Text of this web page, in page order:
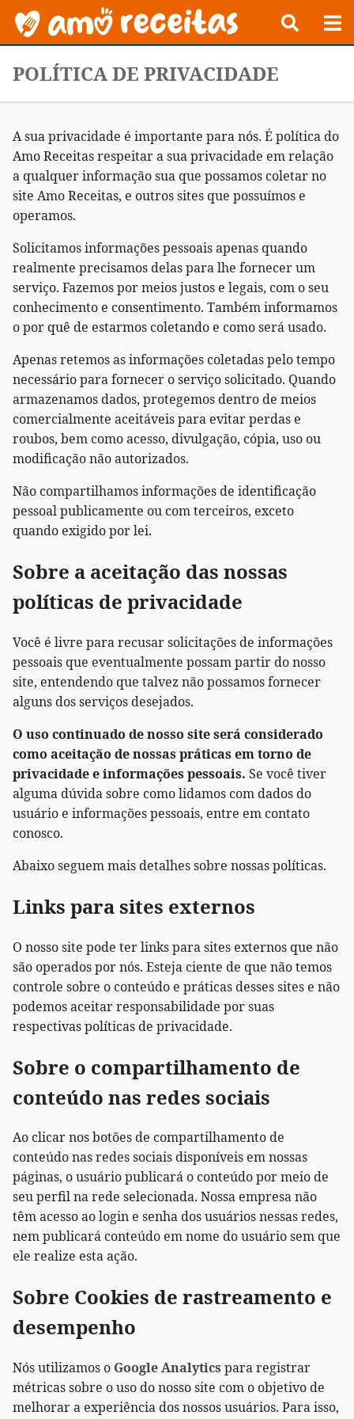
POLÍTICA DE PRIVACIDADE
A sua privacidade é importante para nós. É política do
Amo Receitas respeitar a sua privacidade em relação
a qualquer informação sua que possamos coletar no
site Amo Receitas, e outros sites que possuímos e
operamos.
Solicitamos informações pessoais apenas quando
realmente precisamos delas para lhe fornecer um
serviço. Fazemos por meios justos e legais, com o seu
conhecimento e consentimento. Também informamos
o por quê de estarmos coletando e como será usado.
Apenas retemos as informações coletadas pelo tempo
necessário para fornecer o serviço solicitado. Quando
armazenamos dados, protegemos dentro de meios
comercialmente aceitáveis para evitar perdas e
roubos, bem como acesso, divulgação, cópia, uso ou
modificação não autorizados.
Não compartilhamos informações de identificação
pessoal publicamente ou com terceiros, exceto
quando exigido por lei.
Sobre a aceitação das nossas
políticas de privacidade
Você é livre para recusar solicitações de informações
pessoais que eventualmente possam partir do nosso
site, entendendo que talvez não possamos fornecer
alguns dos serviços desejados.
O uso continuado de nosso site será considerado
como aceitação de nossas práticas em torno de
privacidade e informações pessoais. Se você tiver
alguma dúvida sobre como lidamos com dados do
usuário e informações pessoais, entre em contato
conosco.
Abaixo seguem mais detalhes sobre nossas políticas.
Links para sites externos
O nosso site pode ter links para sites externos que não
são operados por nós. Esteja ciente de que não temos
controle sobre o conteúdo e práticas desses sites e não
podemos aceitar responsabilidade por suas
respectivas políticas de privacidade.
Sobre o compartilhamento de
conteúdo nas redes sociais
Ao clicar nos botões de compartilhamento de
conteúdo nas redes sociais disponíveis em nossas
páginas, o usuário publicará o conteúdo por meio de
seu perfil na rede selecionada. Nossa empresa não
têm acesso ao login e senha dos usuários nessas redes,
nem publicará conteúdo em nome do usuário sem que
ele realize esta ação.
Sobre Cookies de rastreamento e
desempenho
Nós utilizamos o Google Analytics para registrar
métricas sobre o uso do nosso site com o objetivo de
melhorar a experiência dos nossos usuários. Para isso,